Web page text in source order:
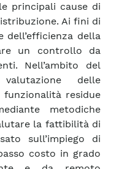
principali cause di
Ai fini di
dell’efficienza della
un controllo da
Nell’ambito del
delle
residue
metodiche
la fattibilità di
sull’impiego di
costo in grado